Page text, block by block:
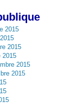
2015
2015
2015
2015
2015